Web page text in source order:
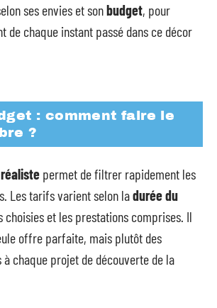
ses envies et sonbudget, pour
de chaque instant passé dans ce décor
: comment faire le
?
permet de filtrer rapidement les
Les tarifs varient selon ladurée du
choisies et les prestations comprises. Il
offre parfaite, mais plutôt des
à chaque projet de découverte de la